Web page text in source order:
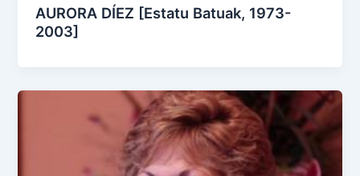
AURORA DÍEZ [Estatu Batuak, 1973-
2003]